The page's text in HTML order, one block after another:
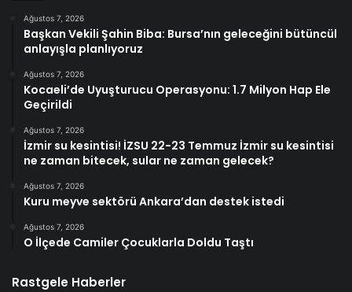
Ağustos 7, 2026
Başkan Vekili Şahin Biba: Bursa’nın geleceğini bütüncül
anlayışla planlıyoruz
Ağustos 7, 2026
Kocaeli’de Uyuşturucu Operasyonu: 1.7 Milyon Hap Ele
Geçirildi
Ağustos 7, 2026
İzmir su kesintisi! İZSU 22-23 Temmuz İzmir su kesintisi
ne zaman bitecek, sular ne zaman gelecek?
Ağustos 7, 2026
Kuru meyve sektörü Ankara’dan destek istedi
Ağustos 7, 2026
O İlçede Camiler Çocuklarla Doldu Taştı
Rastgele Haberler